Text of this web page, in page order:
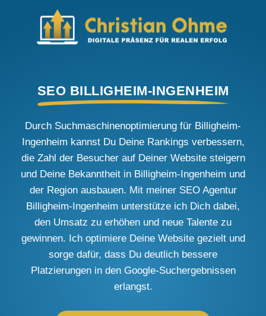
SEO BILLIGHEIM-INGENHEIM
Durch Suchmaschinenoptimierung für Billigheim-
Ingenheim kannst Du Deine Rankings verbessern,
die Zahl der Besucher auf Deiner Website steigern
und Deine Bekanntheit in Billigheim-Ingenheim und
der Region ausbauen. Mit meiner SEO Agentur
Billigheim-Ingenheim unterstütze ich Dich dabei,
den Umsatz zu erhöhen und neue Talente zu
gewinnen. Ich optimiere Deine Website gezielt und
sorge dafür, dass Du deutlich bessere
Platzierungen in den Google-Suchergebnissen
erlangst.